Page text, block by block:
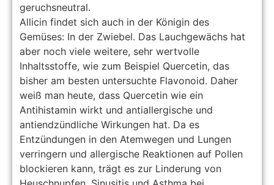
geruchsneutral.
Allicin findet sich auch in der Königin des
Gemüses: In der Zwiebel. Das Lauchgewächs hat
aber noch viele weitere, sehr wertvolle
Inhaltsstoffe, wie zum Beispiel Quercetin, das
bisher am besten untersuchte Flavonoid. Daher
weiß man heute, dass Quercetin wie ein
Antihistamin wirkt und antiallergische und
antiendzündliche Wirkungen hat. Da es
Entzündungen in den Atemwegen und Lungen
verringern und allergische Reaktionen auf Pollen
blockieren kann, trägt es zur Linderung von